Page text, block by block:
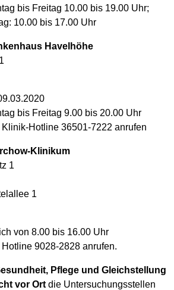
bis Freitag 10.00 bis 19.00 Uhr;
10.00 bis 17.00 Uhr
Havelhöhe
bis Freitag 9.00 bis 20.00 Uhr
Hotline 36501-7222 anrufen
Klinikum
1
1
von 8.00 bis 16.00 Uhr
9028-2828 anrufen.
Pflege und Gleichstellung
vor Ort die Untersuchungsstellen